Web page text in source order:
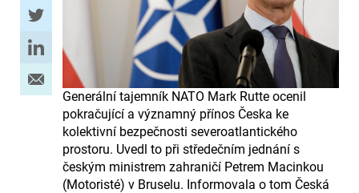
Generální tajemník NATO Mark Rutte ocenil
pokračující a významný přínos Česka ke
kolektivní bezpečnosti severoatlantického
prostoru. Uvedl to při středečním jednání s
českým ministrem zahraničí Petrem Macinkou
(Motoristé) v Bruselu. Informovala o tom Česká